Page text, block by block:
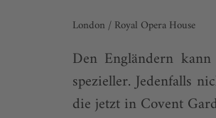
London / Royal Opera House
Den Engländern
spezieller. Jedenfalls
die jetzt in Covent